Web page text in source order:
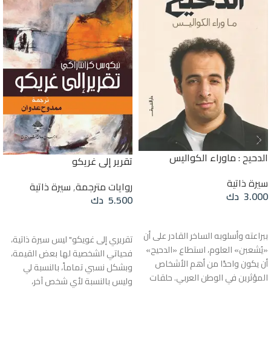
الدحيح : ماوراء الكواليس
سيرة ذاتية
3.000 دك
ببراعته وأسلوبه الساخر القادر على أن
«يُشعبن» العلوم، استطاع «الدحيح»
أن يكون واحدًا من أهم الأشخاص
المؤثرين في الوطن العربي. حلقات
تقرير إلى غريكو
روايات مترجمة,سيرة ذاتية
5.500 دك
تقريري إلى غويكو" ليس سيرة ذاتية،
فحياتي الشخصية لها بعض القيمة،
وبشكل نسبي تماماً، بالنسبة لي
وليس بالنسبة لأي شخص آخر،